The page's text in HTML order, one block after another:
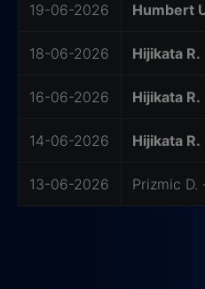
19-06-2026 Humbert
18-06-2026 Hijikata R.
16-06-2026 Hijikata R.
14-06-2026 Hijikata R.
13-06-2026 Prizmic D.